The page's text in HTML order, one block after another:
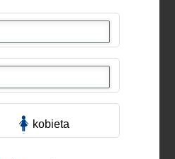
Polska
kobieta